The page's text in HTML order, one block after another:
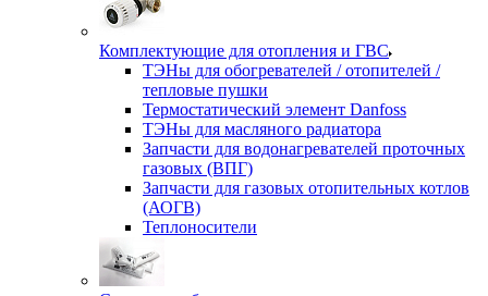
Комплектующие для отопления и ГВС
ТЭНы для обогревателей / отопителей /
тепловые пушки
Термостатический элемент Danfoss
ТЭНы для масляного радиатора
Запчасти для водонагревателей проточных
газовых (ВПГ)
Запчасти для газовых отопительных котлов
(АОГВ)
Теплоносители